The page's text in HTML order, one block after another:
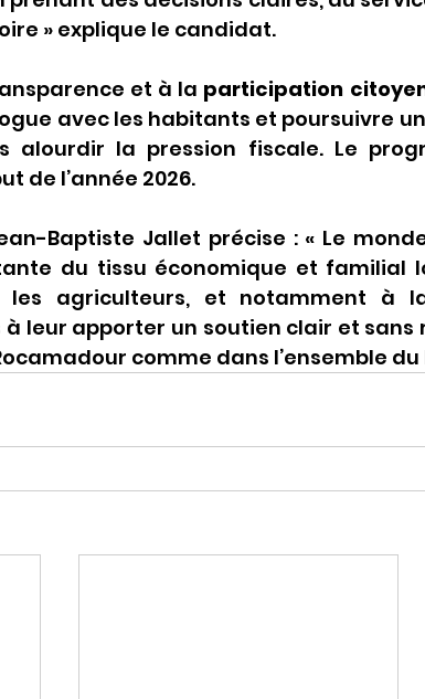
» explique le candidat.
et à la participation
avec les habitants et poursuivre
alourdir la pression fiscale. Le
de l’année 2026.
Baptiste Jallet précise : « Le
du tissu économique et familial
les agriculteurs, et notamment à
leur apporter un soutien clair et sans
comme dans l’ensemble du